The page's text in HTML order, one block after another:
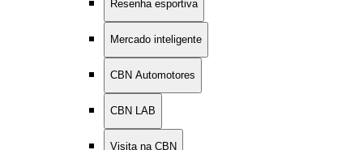
Resenha esportiva
Mercado inteligente
CBN Automotores
CBN LAB
Visita na CBN